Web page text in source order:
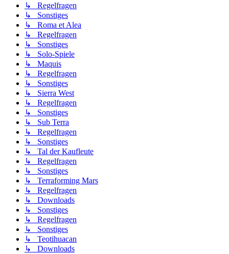
↳ Regelfragen
↳ Sonstiges
↳ Roma et Alea
↳ Regelfragen
↳ Sonstiges
↳ Solo-Spiele
↳ Maquis
↳ Regelfragen
↳ Sonstiges
↳ Sierra West
↳ Regelfragen
↳ Sonstiges
↳ Sub Terra
↳ Regelfragen
↳ Sonstiges
↳ Tal der Kaufleute
↳ Regelfragen
↳ Sonstiges
↳ Terraforming Mars
↳ Regelfragen
↳ Downloads
↳ Sonstiges
↳ Regelfragen
↳ Sonstiges
↳ Teotihuacan
↳ Downloads